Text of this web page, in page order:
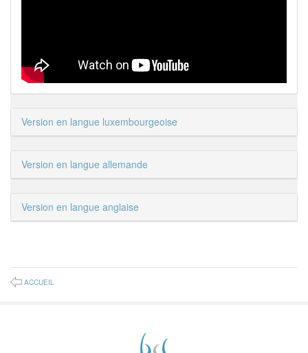
Version en langue luxembourgeoise
Version en langue allemande
Version en langue anglaise
ACCUEIL